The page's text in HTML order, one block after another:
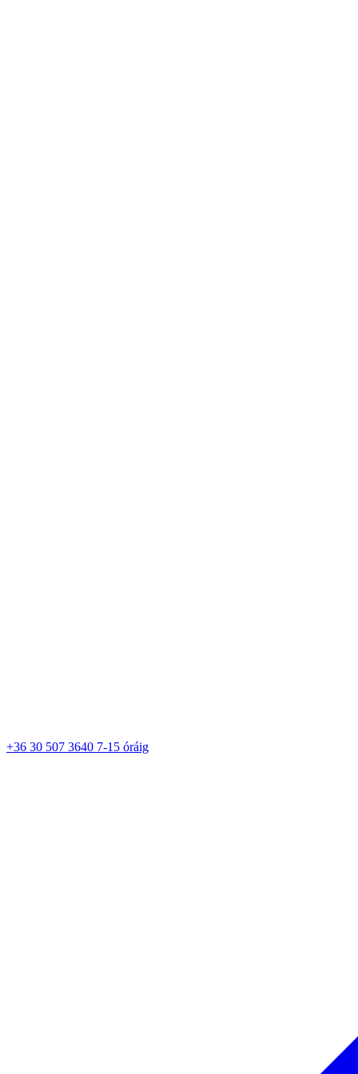
+36 30 507 3640 7-15 óráig